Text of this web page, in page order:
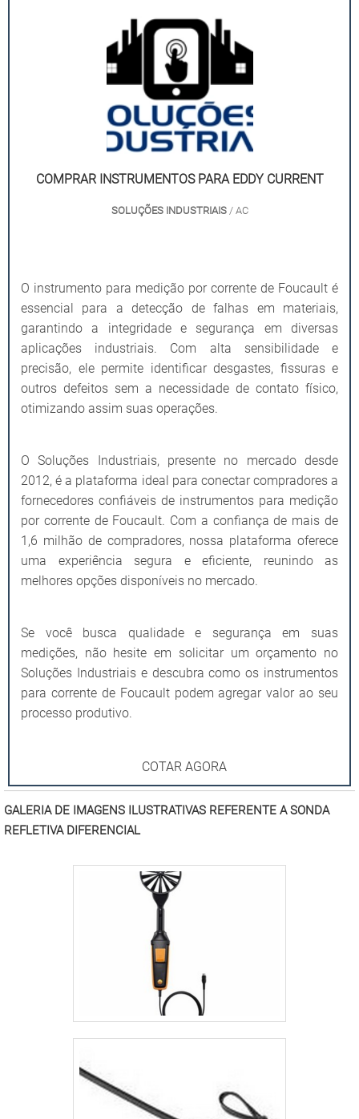
COMPRAR INSTRUMENTOS PARA EDDY CURRENT
SOLUÇÕES INDUSTRIAIS/ AC
O instrumento para medição por corrente de Foucault é
essencial para a detecção de falhas em materiais,
garantindo a integridade e segurança em diversas
aplicações industriais. Com alta sensibilidade e
precisão, ele permite identificar desgastes, fissuras e
outros defeitos sem a necessidade de contato físico,
otimizando assim suas operações.
O Soluções Industriais, presente no mercado desde
2012, é a plataforma ideal para conectar compradores a
fornecedores confiáveis de instrumentos para medição
por corrente de Foucault. Com a confiança de mais de
1,6 milhão de compradores, nossa plataforma oferece
uma experiência segura e eficiente, reunindo as
melhores opções disponíveis no mercado.
Se você busca qualidade e segurança em suas
medições, não hesite em solicitar um orçamento no
Soluções Industriais e descubra como os instrumentos
para corrente de Foucault podem agregar valor ao seu
processo produtivo.
COTAR AGORA
GALERIA DE IMAGENS ILUSTRATIVAS REFERENTE A SONDA
REFLETIVA DIFERENCIAL